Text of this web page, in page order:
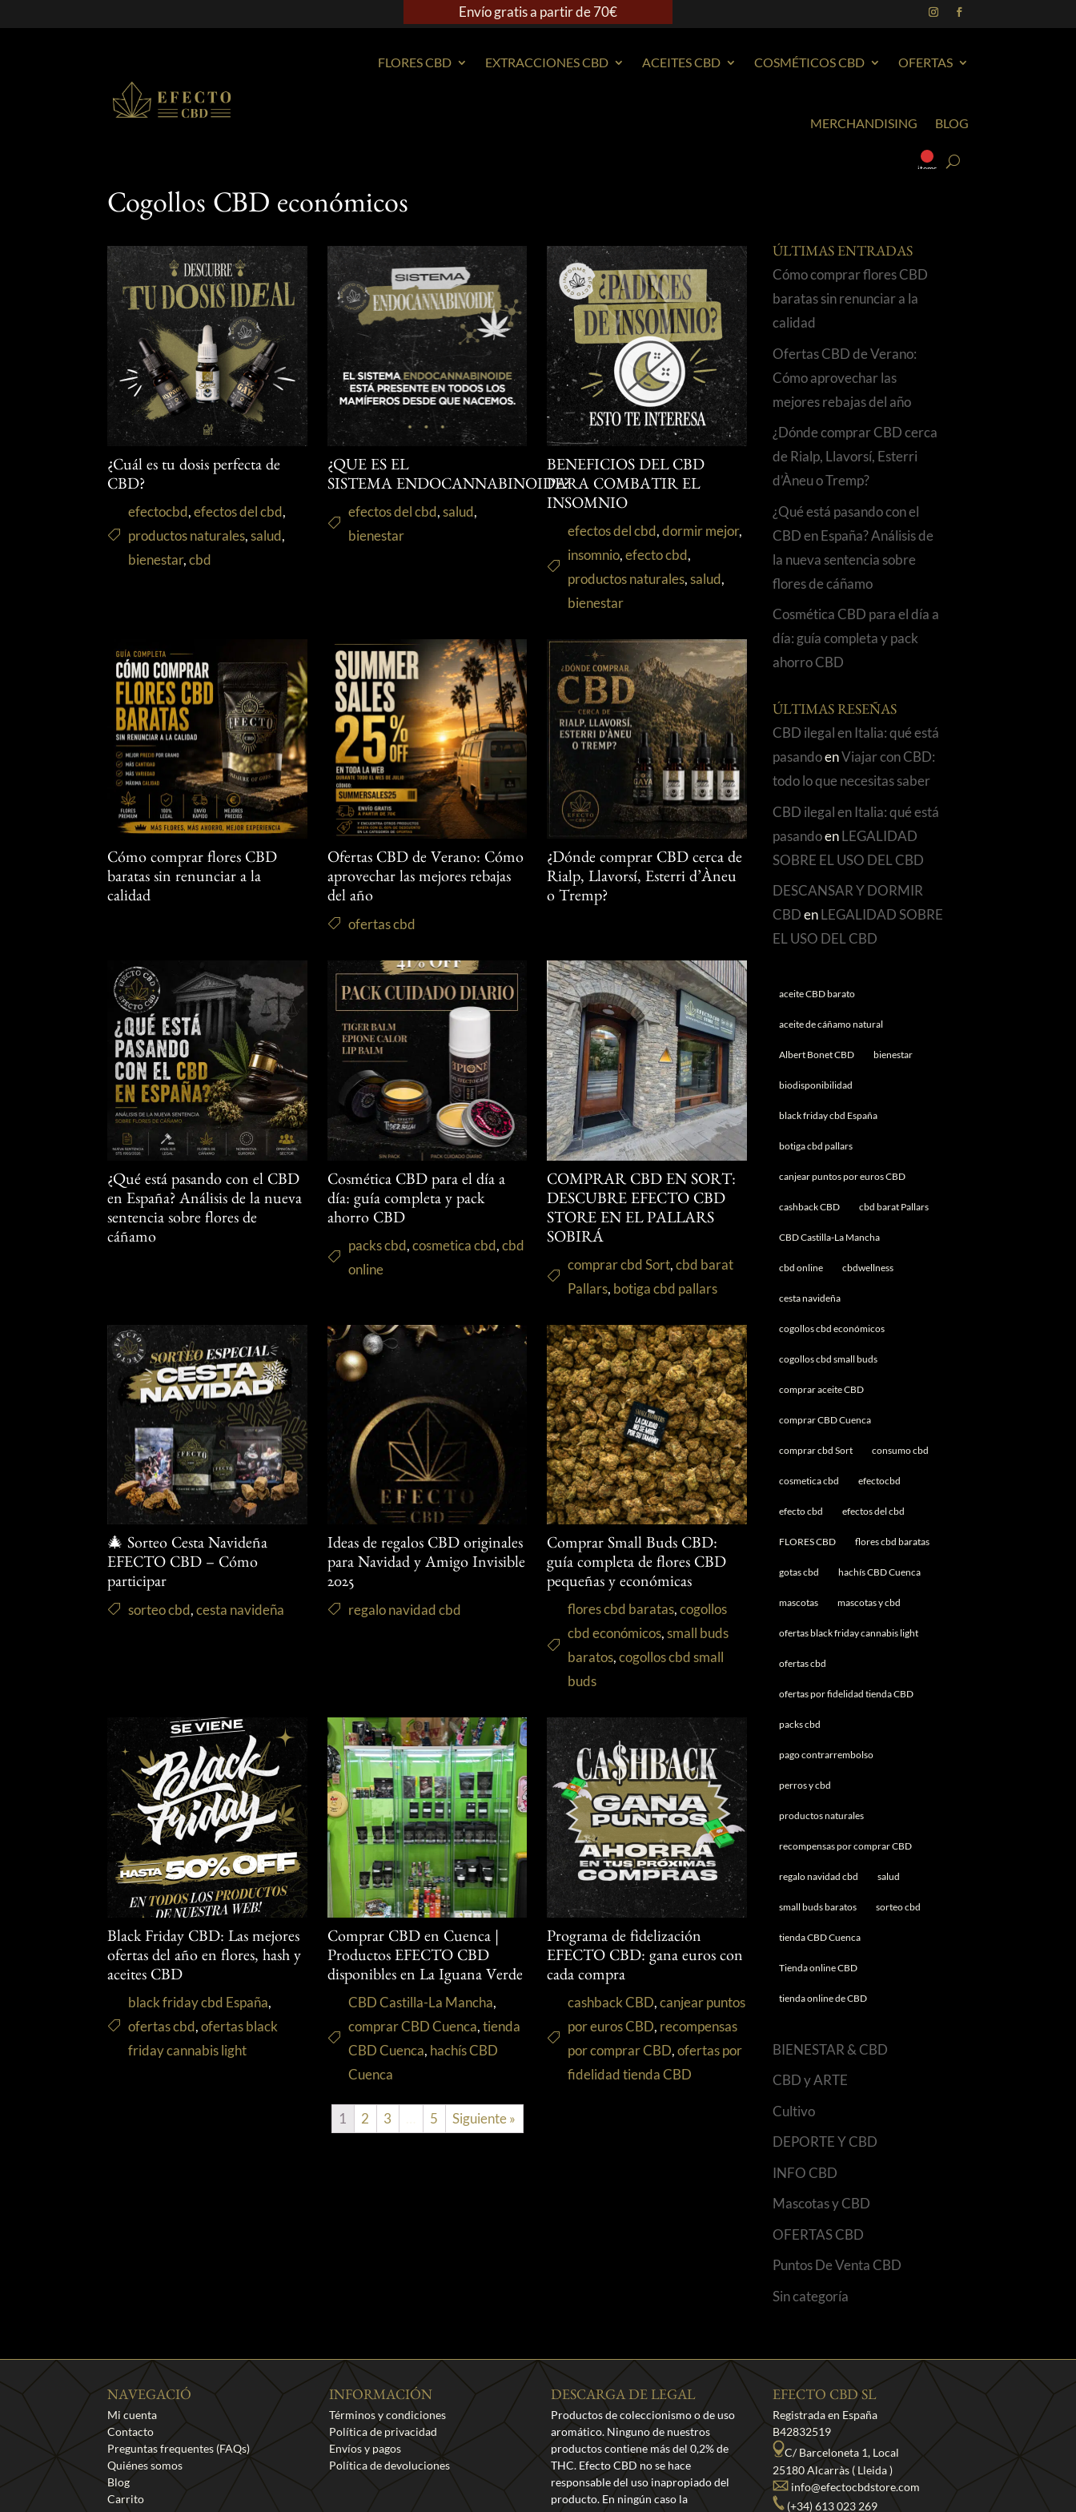
Envío gratis a partir de 70€
FLORES CBD EXTRACCIONES CBD ACEITES CBD COSMÉTICOS CBD OFERTAS
MERCHANDISING BLOG
items
Cogollos CBD económicos
¿Cuál es tu dosis perfecta de
CBD?
efectocbd,efectos del cbd,
productos naturales,salud,
bienestar,cbd
¿QUE ES EL
SISTEMA ENDOCANNABINOIDE?
efectos del cbd,salud,
bienestar
BENEFICIOS DEL CBD
PARA COMBATIR EL
INSOMNIO
efectos del cbd,dormir mejor,
insomnio,efecto cbd,
productos naturales,salud,
bienestar
Cómo comprar flores CBD
baratas sin renunciar a la
calidad
Ofertas CBD de Verano: Cómo
aprovechar las mejores rebajas
del año
ofertas cbd
¿Dónde comprar CBD cerca de
Rialp, Llavorsí, Esterri d’Àneu
o Tremp?
¿Qué está pasando con el CBD
en España? Análisis de la nueva
sentencia sobre flores de
cáñamo
Cosmética CBD para el día a
día: guía completa y pack
ahorro CBD
packs cbd,cosmetica cbd,cbd
online
COMPRAR CBD EN SORT:
DESCUBRE EFECTO CBD
STORE EN EL PALLARS
SOBIRÁ
comprar cbd Sort,cbd barat
Pallars, botiga cbd pallars
🎄 Sorteo Cesta Navideña
EFECTO CBD – Cómo
participar
sorteo cbd,cesta navideña
Ideas de regalos CBD originales
para Navidad y Amigo Invisible
2025
regalo navidad cbd
Comprar Small Buds CBD:
guía completa de flores CBD
pequeñas y económicas
flores cbd baratas,cogollos
cbd económicos,small buds
baratos,cogollos cbd small
buds
Black Friday CBD: Las mejores
ofertas del año en flores, hash y
aceites CBD
black friday cbd España,
ofertas cbd,ofertas black
friday cannabis light
Comprar CBD en Cuenca |
Productos EFECTO CBD
disponibles en La Iguana Verde
CBD Castilla-La Mancha,
comprar CBD Cuenca,tienda
CBD Cuenca, hachís CBD
Cuenca
Programa de fidelización
EFECTO CBD: gana euros con
cada compra
cashback CBD,canjear puntos
por euros CBD, recompensas
por comprar CBD,ofertas por
fidelidad tienda CBD
1 2 3 5 Siguiente »
ÚLTIMAS ENTRADAS
Cómo comprar flores CBD
baratas sin renunciar a la
calidad
Ofertas CBD de Verano:
Cómo aprovechar las
mejores rebajas del año
¿Dónde comprar CBD cerca
de Rialp, Llavorsí, Esterri
d’Àneu o Tremp?
¿Qué está pasando con el
CBD en España? Análisis de
la nueva sentencia sobre
flores de cáñamo
Cosmética CBD para el día a
día: guía completa y pack
ahorro CBD
ÚLTIMAS RESEÑAS
CBD ilegal en Italia: qué está
pasandoenViajar con CBD:
todo lo que necesitas saber
CBD ilegal en Italia: qué está
pasandoenLEGALIDAD
SOBRE EL USO DEL CBD
DESCANSAR Y DORMIR
CBDenLEGALIDAD SOBRE
EL USO DEL CBD
aceite CBD barato
aceite de cáñamo natural
Albert Bonet CBD bienestar
biodisponibilidad
black friday cbd España
botiga cbd pallars
canjear puntos por euros CBD
cashback CBD cbd barat Pallars
CBD Castilla-La Mancha
cbd online cbdwellness
cesta navideña
cogollos cbd económicos
cogollos cbd small buds
comprar aceite CBD
comprar CBD Cuenca
comprar cbd Sort consumo cbd
cosmetica cbd efectocbd
efecto cbd efectos del cbd
FLORES CBD flores cbd baratas
gotas cbd hachís CBD Cuenca
mascotas mascotas y cbd
ofertas black friday cannabis light
ofertas cbd
ofertas por fidelidad tienda CBD
packs cbd
pago contrarrembolso
perros y cbd
productos naturales
recompensas por comprar CBD
regalo navidad cbd salud
small buds baratos sorteo cbd
tienda CBD Cuenca
Tienda online CBD
tienda online de CBD
BIENESTAR & CBD
CBD y ARTE
Cultivo
DEPORTE Y CBD
INFO CBD
Mascotas y CBD
OFERTAS CBD
Puntos De Venta CBD
Sin categoría
NAVEGACIÓ
Mi cuenta
Contacto
Preguntas frequentes (FAQs)
Quiénes somos
Blog
Carrito
INFORMACIÓN
Términos y condiciones
Política de privacidad
Envíos y pagos
Política de devoluciones
DESCARGA DE LEGAL
Productos de coleccionismo o de uso
aromático. Ninguno de nuestros
productos contiene más del 0,2% de
THC. Efecto CBD no se hace
responsable del uso inapropiado del
producto. En ningún caso la
EFECTO CBD SL
Registrada en España
B42832519
C/ Barceloneta 1, Local
25180 Alcarràs ( Lleida )
info@efectocbdstore.com
(+34) 613 023 269